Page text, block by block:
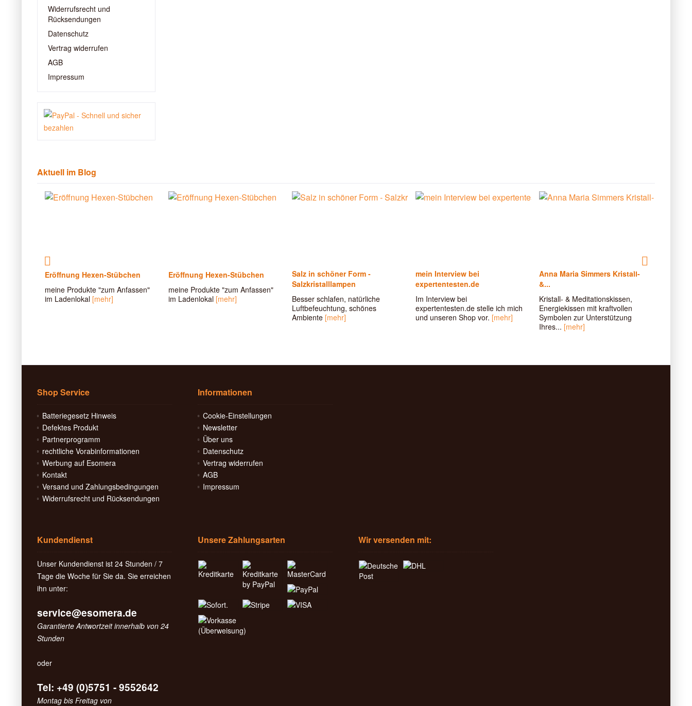
Widerrufsrecht und
Rücksendungen
Datenschutz
Vertrag widerrufen
AGB
Impressum
Aktuell im Blog
Eröffnung Hexen-Stübchen
meine Produkte "zum Anfassen"
im Ladenlokal [mehr]
Eröffnung Hexen-Stübchen
meine Produkte "zum Anfassen"
im Ladenlokal [mehr]
Salz in schöner Form -
Salzkristalllampen
Besser schlafen, natürliche
Luftbefeuchtung, schönes
Ambiente [mehr]
mein Interview bei
expertentesten.de
Im Interview bei
expertentesten.de stelle ich mich
und unseren Shop vor. [mehr]
Anna Maria Simmers Kristall-
&...
Kristall- & Meditationskissen,
Energiekissen mit kraftvollen
Symbolen zur Unterstützung
Ihres... [mehr]
Shop Service
Batteriegesetz Hinweis
Defektes Produkt
Partnerprogramm
rechtliche Vorabinformationen
Werbung auf Esomera
Kontakt
Versand und Zahlungsbedingungen
Widerrufsrecht und Rücksendungen
Informationen
Cookie-Einstellungen
Newsletter
Über uns
Datenschutz
Vertrag widerrufen
AGB
Impressum
Kundendienst
Unser Kundendienst ist 24 Stunden / 7
Tage die Woche für Sie da. Sie erreichen
ihn unter:
service@esomera.de
Garantierte Antwortzeit innerhalb von 24
Stunden
oder
Tel: +49 (0)5751 - 9552642
Montag bis Freitag von
Unsere Zahlungsarten Wir versenden mit: